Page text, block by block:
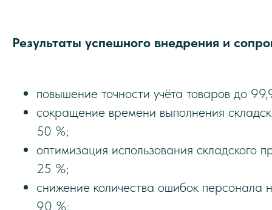
Результаты успешного внедрения и
повышение точности учёта товаров до
сокращение времени выполнения
50 %;
оптимизация использования складского
25 %;
снижение количества ошибок персонала
90 %;